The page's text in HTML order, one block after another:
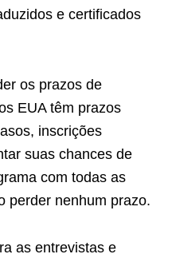
e certificados
os prazos de
EUA têm prazos
inscrições
suas chances de
com todas as
perder nenhum prazo.
as entrevistas e